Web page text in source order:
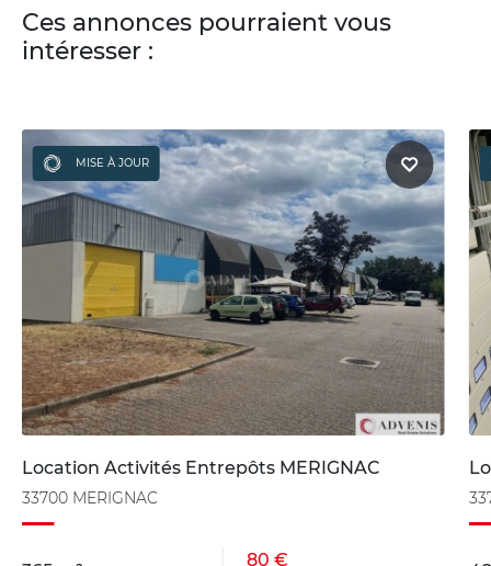
Ces annonces pourraient vous
intéresser :
MISE À JOUR
Location Activités Entrepôts MERIGNAC
33700 MERIGNAC
80 €